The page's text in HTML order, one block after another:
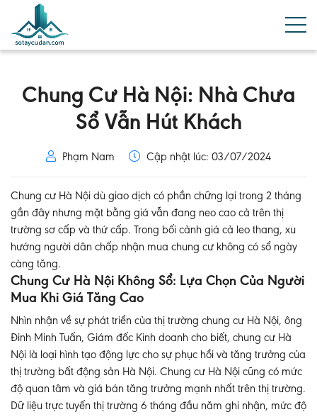
Chung Cư Hà Nội: Nhà Chưa
Sổ Vẫn Hút Khách
Phạm Nam Cập nhật lúc: 03/07/2024
Chung cư Hà Nội dù giao dịch có phần chững lại trong 2 tháng
gần đây nhưng mặt bằng giá vẫn đang neo cao cả trên thị
trường sơ cấp và thứ cấp. Trong bối cảnh giá cả leo thang, xu
hướng người dân chấp nhận mua chung cư không có sổ ngày
càng tăng.
Chung Cư Hà Nội Không Sổ: Lựa Chọn Của Người
Mua Khi Giá Tăng Cao
Nhìn nhận về sự phát triển của thị trường chung cư Hà Nội, ông
Đinh Minh Tuấn, Giám đốc Kinh doanh cho biết, chung cư Hà
Nội là loại hình tạo động lực cho sự phục hồi và tăng trưởng của
thị trường bất động sản Hà Nội. Chung cư Hà Nội cũng có mức
độ quan tâm và giá bán tăng trưởng mạnh nhất trên thị trường.
Dữ liệu trực tuyến thị trường 6 tháng đầu năm ghi nhận, mức độ